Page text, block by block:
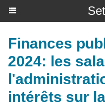
Finances
2024: les
intérêts sur